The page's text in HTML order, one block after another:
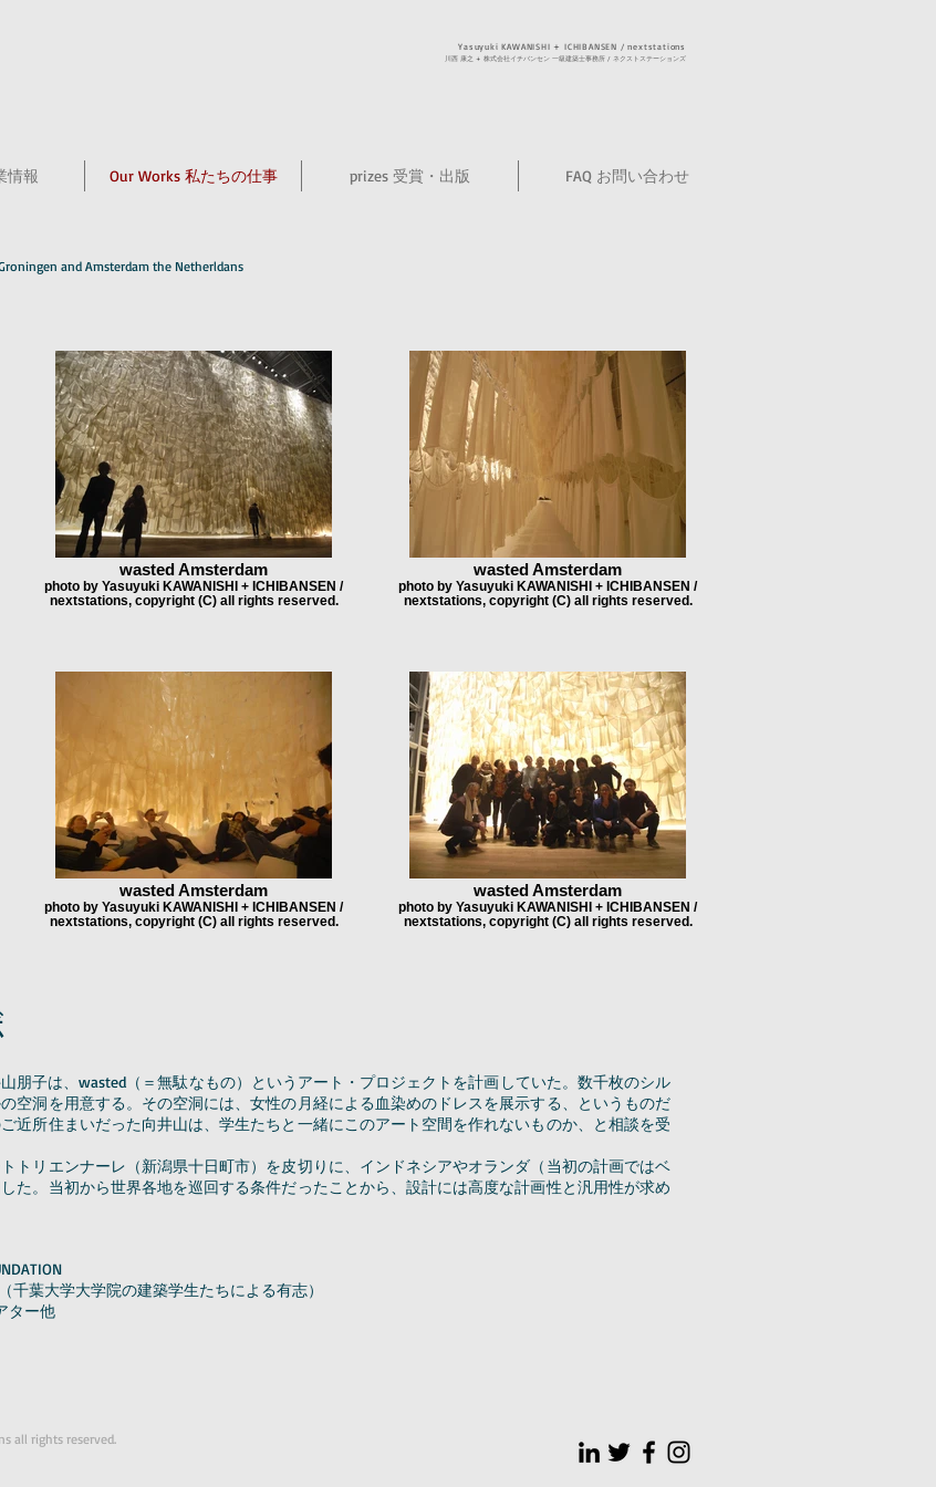
Yasuyuki KAWANISHI + ICHIBANSEN / nextstations
​川西 康之 + 株式会社イチバンセン 一級建築士事務所 / ネクストステーションズ
情報 Our Works 私たちの仕事 prizes 受賞・出版 FAQ お問い合わせ
and Amsterdam the Netherldans
wasted Amsterdam
photo by Yasuyuki KAWANISHI + ICHIBANSEN /
nextstations, copyright (C) all rights reserved.
wasted Amsterdam
photo by Yasuyuki KAWANISHI + ICHIBANSEN /
nextstations, copyright (C) all rights reserved.
wasted Amsterdam
photo by Yasuyuki KAWANISHI + ICHIBANSEN /
nextstations, copyright (C) all rights reserved.
wasted Amsterdam
photo by Yasuyuki KAWANISHI + ICHIBANSEN /
nextstations, copyright (C) all rights reserved.
朋子は、wasted（＝無駄なもの）というアート・プロジェクトを計画していた。数千枚のシル
空洞を用意する。その空洞には、女性の月経による血染めのドレスを展示する、というものだ
近所住まいだった向井山は、学生たちと一緒にこのアート空間を作れないものか、と相談を受
トリエンナーレ（新潟県十日町市）を皮切りに、インドネシアやオランダ（当初の計画ではベ
た。当初から世界各地を巡回する条件だったことから、設計には高度な計画性と汎用性が求め
葉大学大学院の建築学生たちによる有志）
ター他
all rights reserved.